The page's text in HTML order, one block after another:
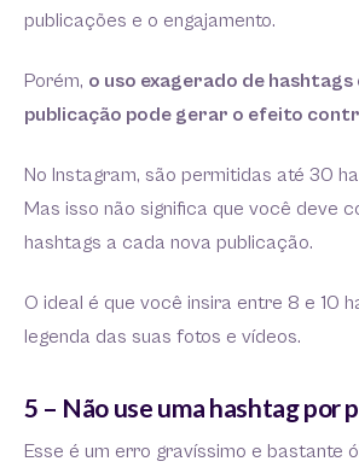
publicações e o engajamento.
Porém, o uso exagerado de hashtags
publicação pode gerar o efeito
No Instagram, são permitidas até 30
Mas isso não significa que você deve
hashtags a cada nova publicação.
O ideal é que você insira entre 8 e 10
legenda das suas fotos e vídeos.
5 – Não use uma hashtag por
Esse é um erro gravíssimo e bastante